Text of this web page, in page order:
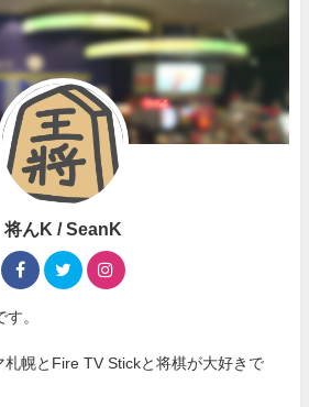
将んK / SeanK
。
札幌とFire TV Stickと将棋が大好きで